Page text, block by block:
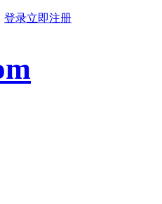
登录立即注册